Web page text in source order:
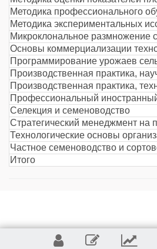
Профессиональный
Селекция и семеноводство
Итого